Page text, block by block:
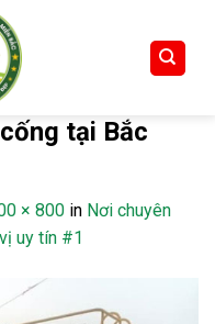
tại Bắc
× 800 in Nơi chuyên
uy tín #1